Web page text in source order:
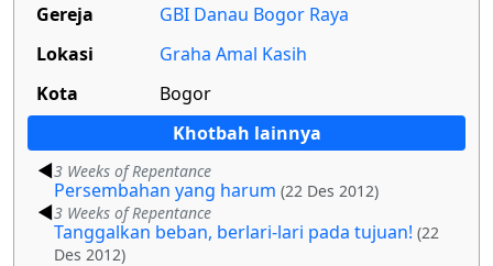
Gereja
GBI Danau Bogor Raya
Lokasi
Graha Amal Kasih
Kota
Bogor
Khotbah lainnya
3 Weeks of Repentance
Persembahan yang harum (22 Des 2012)
3 Weeks of Repentance
Tanggalkan beban, berlari-lari pada tujuan! (22
Des 2012)